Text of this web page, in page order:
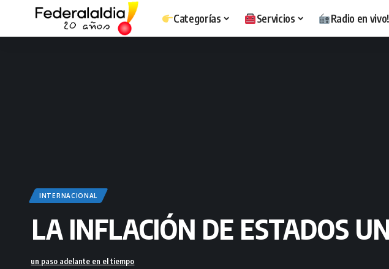
Categorías Servicios Radio en vivo!
INTERNACIONAL
LA INFLACIÓN DE ESTADOS
un paso adelante en el tiempo